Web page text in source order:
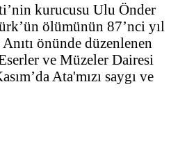
kurucusu Ulu Önder
ölümünün 87’nci yıl
önünde düzenlenen
ve Müzeler Dairesi
Ata'mızı saygı ve